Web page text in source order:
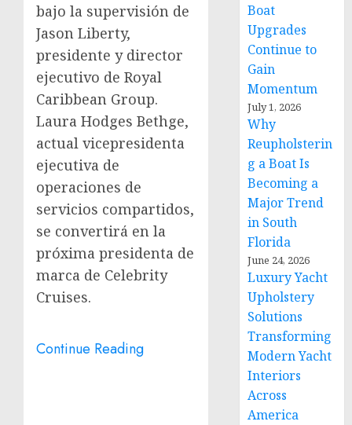
bajo la supervisión de
Jason Liberty,
presidente y director
ejecutivo de Royal
Caribbean Group.
Laura Hodges Bethge,
actual vicepresidenta
ejecutiva de
operaciones de
servicios compartidos,
se convertirá en la
próxima presidenta de
marca de Celebrity
Cruises.
Continue Reading
Boat
Upgrades
Continue to
Gain
Momentum
July 1, 2026
Why
Reupholsterin
g a Boat Is
Becoming a
Major Trend
in South
Florida
June 24, 2026
Luxury Yacht
Upholstery
Solutions
Transforming
Modern Yacht
Interiors
Across
America